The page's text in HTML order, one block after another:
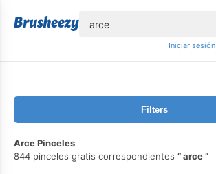
Iniciar sesión
Filters
Arce Pinceles
844 pinceles gratis correspondientes
arce